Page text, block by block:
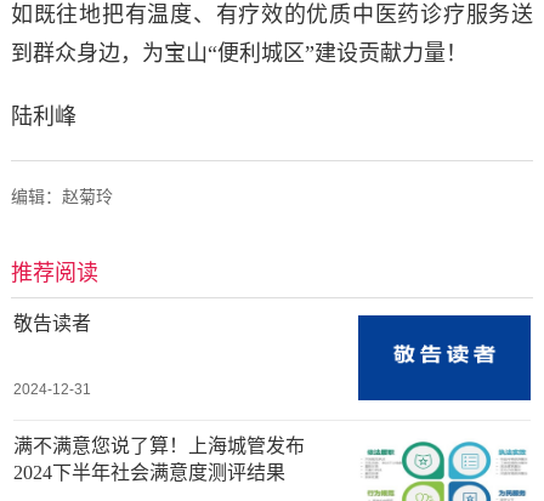
如既往地把有温度、有疗效的优质中医药诊疗服务送
到群众身边，为宝山“便利城区”建设贡献力量！
陆利峰
编辑：赵菊玲
推荐阅读
敬告读者
2024-12-31
满不满意您说了算！上海城管发布
2024下半年社会满意度测评结果